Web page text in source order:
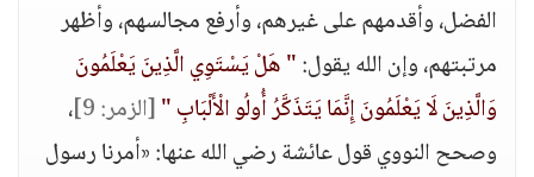
الفضل، وأقدمهم على غيرهم، وأرفع مجالسهم، وأظهر
مرتبتهم، وإن الله يقول:" هَلْ يَسْتَوِي الَّذِينَ يَعْلَمُونَ
وَالَّذِينَ لَا يَعْلَمُونَ إِنَّمَا يَتَذَكَّرُ أُولُو الْأَلْبَابِ "[الزمر: 9]
،
وصحح النووي قول عائشة رضي الله عنها: «أمرنا رسول